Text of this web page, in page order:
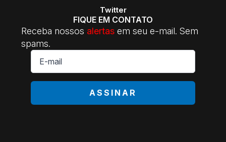
Twitter
FIQUE EM CONTATO
Receba nossos alertas em seu e-mail. Sem
spams.
E-
mail
*
ASSINAR